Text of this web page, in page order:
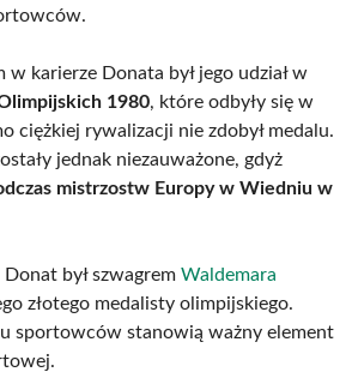
w karierze Donata był jego udział w
1980, które odbyły się w
ciężkiej rywalizacji nie zdobył medalu.
jednak niezauważone, gdyż
mistrzostw Europy w Wiedniu w
był szwagrem Waldemara
złotego medalisty olimpijskiego.
sportowców stanowią ważny element